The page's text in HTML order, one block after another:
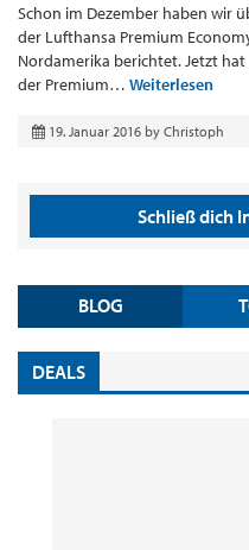
Schon im Dezember haben wir
der Lufthansa Premium
Nordamerika berichtet. Jetzt
der Premium… Weiterlesen
19. Januar 2016 by Christoph
Schließ dich
BLOG
DEALS